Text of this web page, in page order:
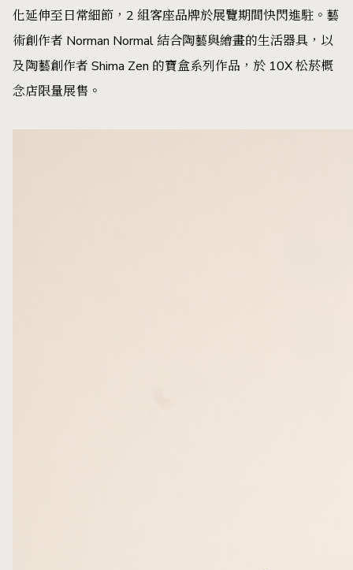
化延伸至日常細節，2 組客座品牌於展覽期間快閃進駐。藝
術創作者 Norman Normal 結合陶藝與繪畫的生活器具，以
及陶藝創作者 Shima Zen 的寶盒系列作品，於 10X 松菸概
念店限量展售。